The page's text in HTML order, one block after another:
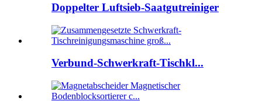
Doppelter Luftsieb-Saatgutreiniger
Verbund-Schwerkraft-Tischkl...